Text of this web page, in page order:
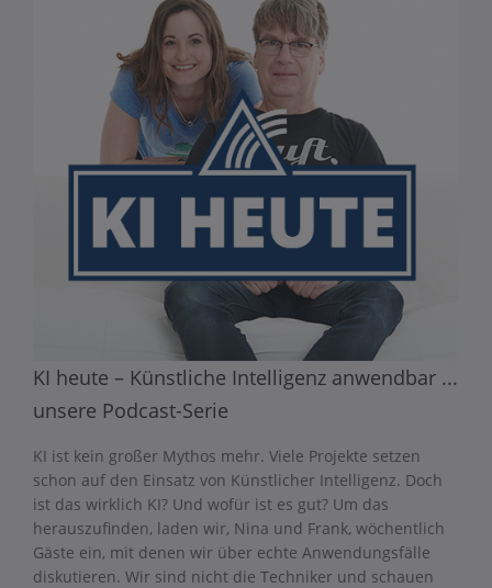
KI heute – Künstliche Intelligenz anwendbar ...
unsere Podcast-Serie
KI ist kein großer Mythos mehr. Viele Projekte setzen
schon auf den Einsatz von Künstlicher Intelligenz. Doch
ist das wirklich KI? Und wofür ist es gut? Um das
herauszufinden, laden wir, Nina und Frank, wöchentlich
Gäste ein, mit denen wir über echte Anwendungsfälle
diskutieren. Wir sind nicht die Techniker und schauen